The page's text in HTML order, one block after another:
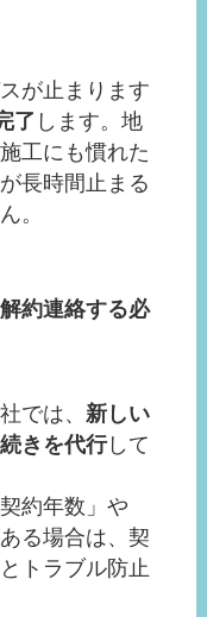
が止まります
了 します。地
工にも慣れた
長時間止まる
。
約連絡する必
では、 新しい
きを代行して
約年数」や
る場合は、契
トラブル防止